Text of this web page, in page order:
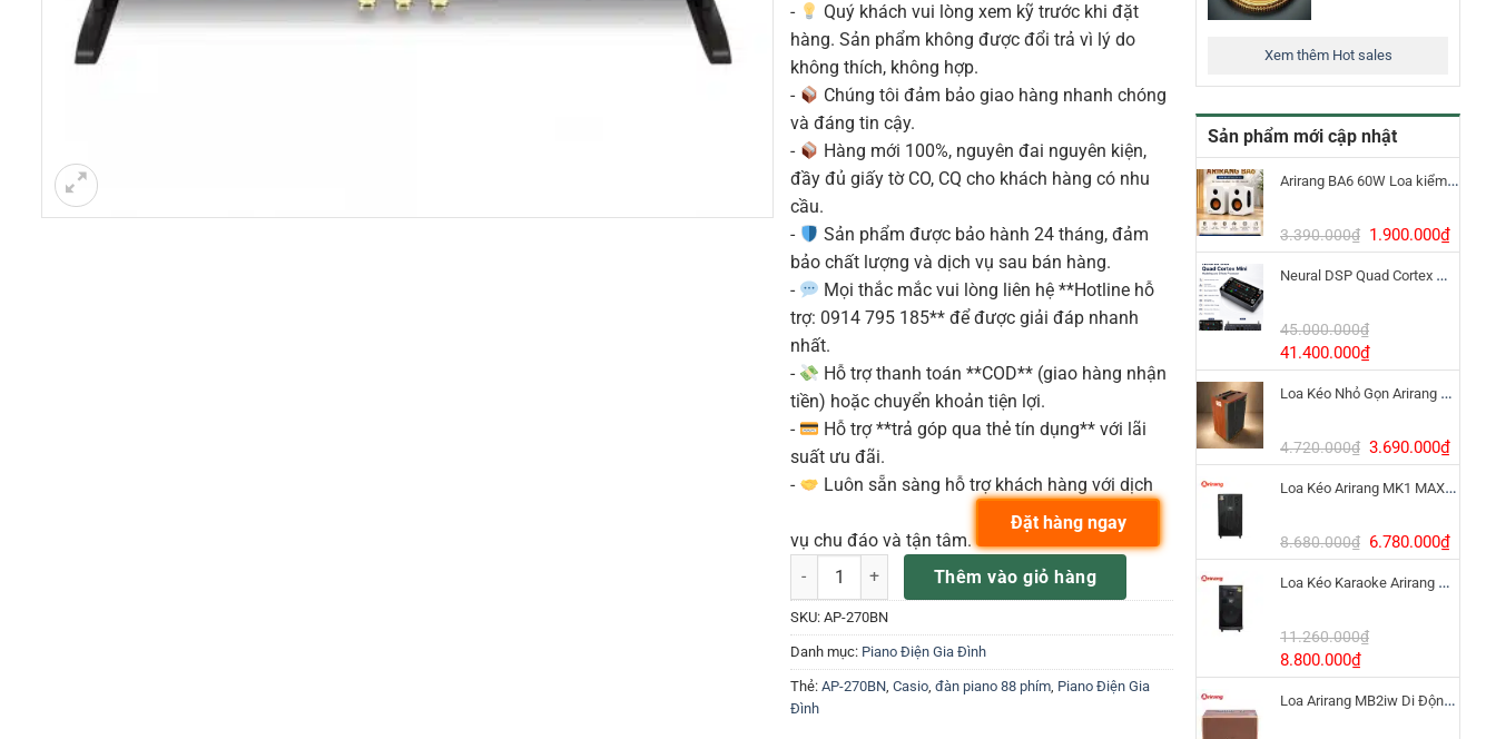
Xem thêm Hot sales
Sản phẩm mới cập nhật
Arirang BA6 60W Loa kiểm âm Bluetooth 5.3
3.390.000₫ Giá
gốc
là:
1.900.000₫Giá
hiện
Neural DSP Quad Cortex Mini – Amp Modeler Cao Cấp
45.000.000₫
Giá
gốc
là:
41.400.000₫Giá
hiện
tại
41.400.000₫.
Loa Kéo Nhỏ Gọn Arirang MKS2.5 Bass 12 Inch
4.720.000₫ Giá
gốc
là:
3.690.000₫Giá
hiện
tại
Loa Kéo Arirang MK1 MAX 1200W Pin LiFePo4
8.680.000₫ Giá
gốc
là:
6.780.000₫Giá
hiện
Loa Kéo Karaoke Arirang MK6 MAX Bass 40cm
11.260.000₫
Giá
gốc
là:
8.800.000₫Giá
hiện
tại
Loa Arirang MB2iw Di Động 1200W Kèm Micro
-
Quý khách vui lòng xem kỹ trước khi đặt
hàng. Sản phẩm không được đổi trả vì lý do
không thích, không hợp.
-
Chúng tôi đảm bảo giao hàng nhanh chóng
và đáng tin cậy.
-
Hàng mới 100%, nguyên đai nguyên kiện,
đầy đủ giấy tờ CO, CQ cho khách hàng có nhu
cầu.
-
Sản phẩm được bảo hành 24 tháng, đảm
bảo chất lượng và dịch vụ sau bán hàng.
-
Mọi thắc mắc vui lòng liên hệ **Hotline hỗ
trợ: 0914 795 185** để được giải đáp nhanh
nhất.
-
Hỗ trợ thanh toán **COD** (giao hàng nhận
tiền) hoặc chuyển khoản tiện lợi.
-
Hỗ trợ **trả góp qua thẻ tín dụng** với lãi
suất ưu đãi.
-
Luôn sẵn sàng hỗ trợ khách hàng với dịch
vụ chu đáo và tận tâm.
CASIO AP-270BN - ĐÀN PIANO ĐIỆN KIỂU TRUYỀN THỐNG số lượng
Thêm vào giỏ hàng
Đặt hàng ngay
SKU: AP-270BN
Danh mục: Piano Điện Gia Đình
Thẻ: AP-270BN, Casio, đàn piano 88 phím, Piano Điện Gia
Đình